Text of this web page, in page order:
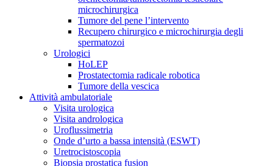
microchirurgica
Tumore del pene l’intervento
Recupero chirurgico e microchirurgia degli
spermatozoi
Urologici
HoLEP
Prostatectomia radicale robotica
Tumore della vescica
Attività ambulatoriale
Visita urologica
Visita andrologica
Uroflussimetria
Onde d’urto a bassa intensità (ESWT)
Uretrocistoscopia
Biopsia prostatica fusion